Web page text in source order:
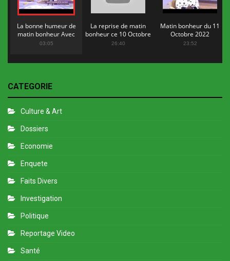
La bonne humeur de
matin bonheur Avec
Flopy Mendosa
03:05
La reprise de matin
bonheur ce 10 Octobre
2022
26:40
Matin bonheur du 11
Octobre 2022
23:52
CATEGORIE
Culture & Art
Dossiers
Economie
Enquete
Faits Divers
Investigation
Politique
Reportage Video
Santé